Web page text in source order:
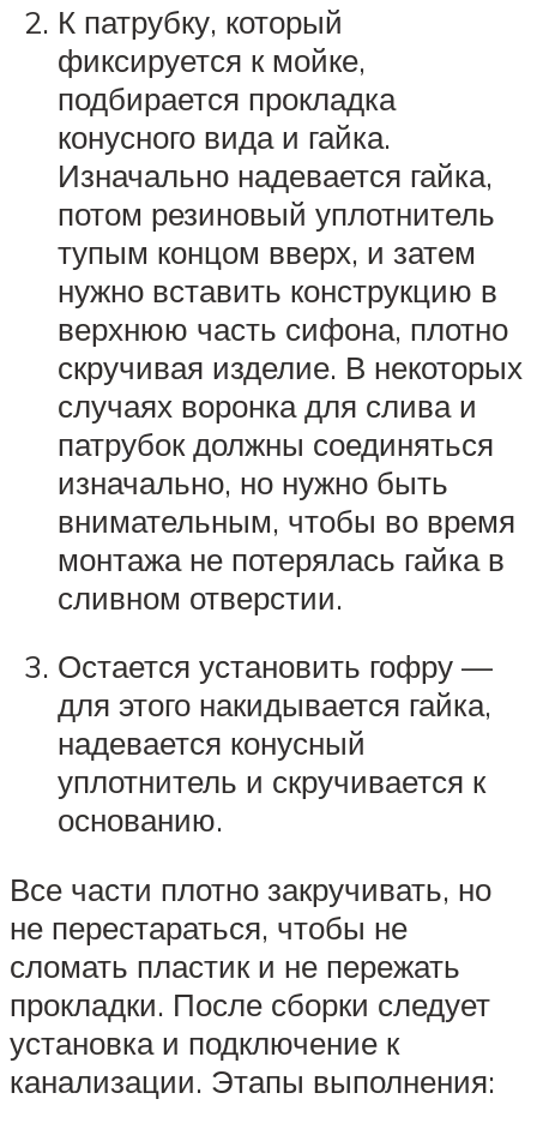
К патрубку, который
фиксируется к мойке,
подбирается прокладка
конусного вида и гайка.
Изначально надевается гайка,
потом резиновый уплотнитель
тупым концом вверх, и затем
нужно вставить конструкцию в
верхнюю часть сифона, плотно
скручивая изделие. В некоторых
случаях воронка для слива и
патрубок должны соединяться
изначально, но нужно быть
внимательным, чтобы во время
монтажа не потерялась гайка в
сливном отверстии.
Остается установить гофру —
для этого накидывается гайка,
надевается конусный
уплотнитель и скручивается к
основанию.
Все части плотно закручивать, но
не перестараться, чтобы не
сломать пластик и не пережать
прокладки. После сборки следует
установка и подключение к
канализации. Этапы выполнения: